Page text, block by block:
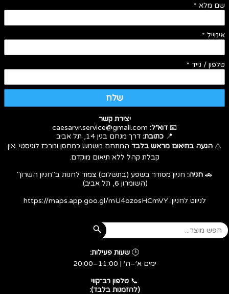
שם מלא *
אימייל *
טלפון / נייד *
שלח
יצירת קשר
📧דוא״ל:
📍 כתובת: דרך מנחם בגין 14, תל אביב
⚠️ הגעה בתיאום מראש בלבד המתחם משמש כמחסן ומרכז לוגיסטי. אין
קבלת קהל ללא תיאום מוקדם.
🚗 חניה: חניון מסודר בשפע (בתשלום) צמוד לחנות ב"חניון השרון"
(השומרון 6, תל אביב).
לניווט לחניון:https://maps.app.goo.gl/mU4ozosHCmVY
🕒 שעות פעילות:
ימים א׳–ה׳ | 11:00–20:00
​​​​​​​📞 טלפון רב־קווי
(להזמנות בלבד):